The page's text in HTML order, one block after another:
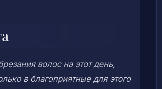
волос на этот день,
в благоприятные для этого